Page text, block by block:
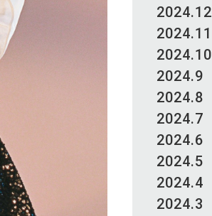
2024.12
2024.11
2024.10
2024.9
2024.8
2024.7
2024.6
2024.5
2024.4
2024.3